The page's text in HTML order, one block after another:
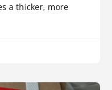
a thicker, more